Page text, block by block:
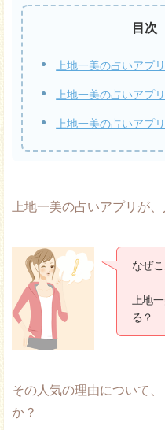
目次
上地一美の占いアプ
上地一美の占いアプ
上地一美の占いアプ
上地一美の占いアプリが
なぜ
上地
る？
その人気の理由について
か？